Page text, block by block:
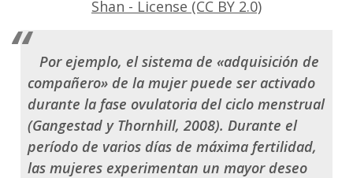
Por ejemplo, el sistema de «adquisición de
compañero» de la mujer puede ser activado
durante la fase ovulatoria del ciclo menstrual
(Gangestad y Thornhill, 2008). Durante el
período de varios días de máxima fertilidad,
las mujeres experimentan un mayor deseo